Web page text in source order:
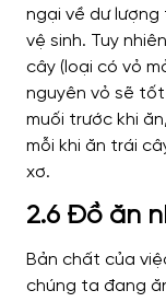
ngại về dư
vệ sinh. Tuy
cây (loại có vỏ
nguyên vỏ sẽ
muối trước khi
mỗi khi ăn trái
xơ.
2.6 Đồ ăn
Bản chất của
chúng ta đang